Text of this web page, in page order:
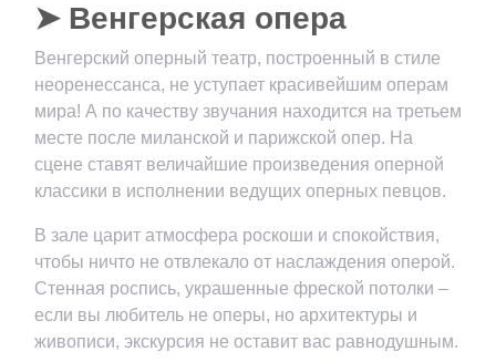
➤ Венгерская опера
Венгерский оперный театр, построенный в стиле
неоренессанса, не уступает красивейшим операм
мира! А по качеству звучания находится на третьем
месте после миланской и парижской опер. На
сцене ставят величайшие произведения оперной
классики в исполнении ведущих оперных певцов.
В зале царит атмосфера роскоши и спокойствия,
чтобы ничто не отвлекало от наслаждения оперой.
Стенная роспись, украшенные фреской потолки –
если вы любитель не оперы, но архитектуры и
живописи, экскурсия не оставит вас равнодушным.